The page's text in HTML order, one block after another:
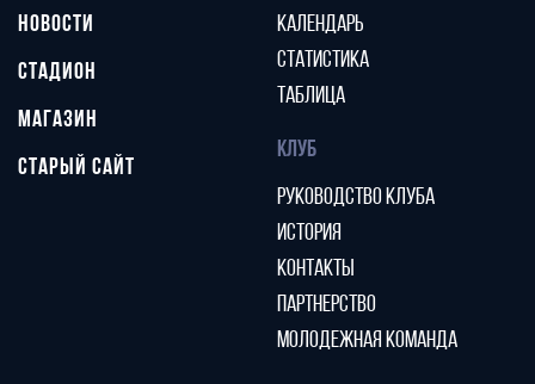
НОВОСТИ
СТАДИОН
МАГАЗИН
СТАРЫЙ САЙТ
КАЛЕНДАРЬ
СТАТИСТИКА
ТАБЛИЦА
КЛУБ
РУКОВОДСТВО КЛУБА
ИСТОРИЯ
КОНТАКТЫ
ПАРТНЕРСТВО
МОЛОДЕЖНАЯ КОМАНДА